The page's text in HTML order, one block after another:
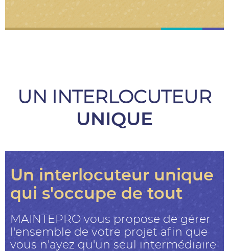
UN INTERLOCUTEUR
UNIQUE
Un interlocuteur unique
qui s'occupe de tout
MAINTEPRO vous propose de gérer
l'ensemble de votre projet afin que
vous n'ayez qu'un seul intermédiaire